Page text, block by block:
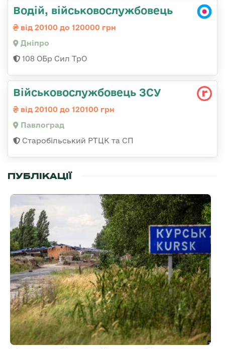
Водій, військовослужбовець
від 20100 до 120000 грн
Дніпро
108 ОБр Сил ТрО
Військовослужбовець ЗСУ
від 20100 до 120100 грн
Павлоград
Старобільський РТЦК та СП
ПУБЛІКАЦІЇ